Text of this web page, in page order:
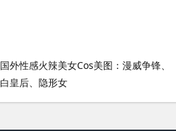
国外性感火辣美女Cos美图：漫威争锋、
白皇后、隐形女